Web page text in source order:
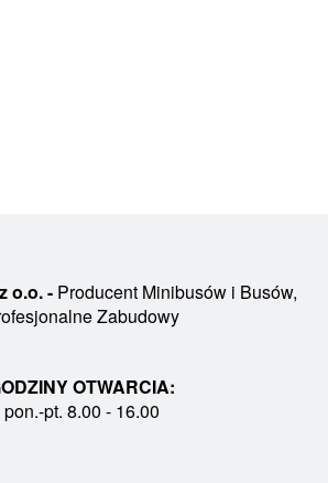
o.o. - Producent Minibusów i Busów,
Zabudowy
OTWARCIA:
pon.-pt. 8.00 - 16.00